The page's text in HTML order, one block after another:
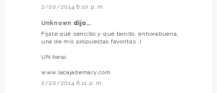
2/20/2014 6:10 p. m.
Unknown dijo...
Fíjate qué sencillo y qué bonito, enhorabuena,
una de mis propuestas favoritas ;)
UN beso.
www.lacajademary.com
2/20/2014 6:11 p. m.